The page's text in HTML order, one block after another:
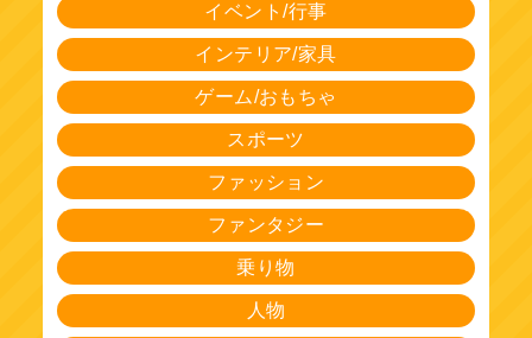
イベント/行事
インテリア/家具
ゲーム/おもちゃ
スポーツ
ファッション
ファンタジー
乗り物
人物